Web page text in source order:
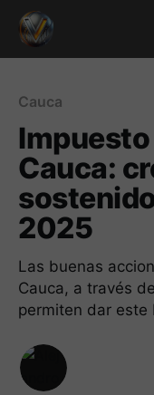
Cauca
Cauca:
2025
Las buenas
Cauca, a través
permiten dar este